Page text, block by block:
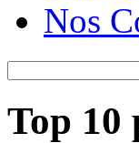
Nos
Top 10